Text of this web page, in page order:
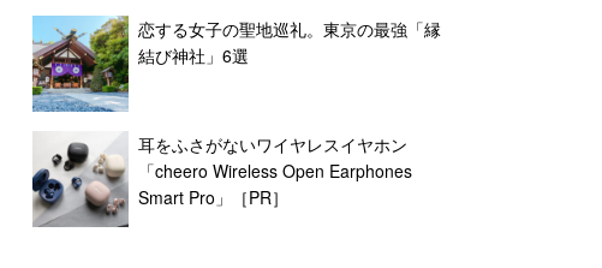
恋する女子の聖地巡礼。東京の最強「縁
結び神社」6選
耳をふさがないワイヤレスイヤホン
「cheero Wireless Open Earphones
Smart Pro」［PR］